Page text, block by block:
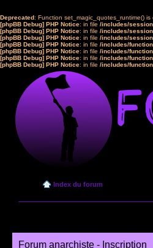
Deprecated: Function set_magic_quotes_runtime() is
[phpBB Debug] PHP Notice: in file /includes/
[phpBB Debug] PHP Notice: in file /includes/
[phpBB Debug] PHP Notice: in file /includes/
[phpBB Debug] PHP Notice: in file /includes/
[phpBB Debug] PHP Notice: in file /includes/
[phpBB Debug] PHP Notice: in file /includes/
[phpBB Debug] PHP Notice: in file /includes/
Index du forum
Forum anarchiste - Inscription